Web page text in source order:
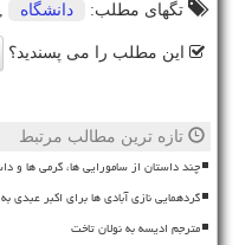
تگهای مطلب:
دانشگاه
این مطلب را می پسندید؟
تازه ترین مطالب مرتبط
چند داستان از سامورایی ها، گرمی ها
گردهمایی نازی آبادی ها برای اکبر عبدی
مترجم ادیسه به نولان تاخت